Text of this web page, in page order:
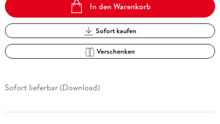
In den Warenkorb
Sofort kaufen
Verschenken
Sofort lieferbar (Download)